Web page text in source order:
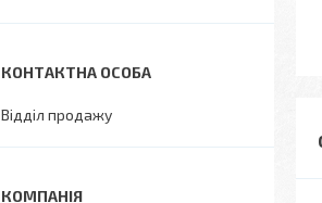
Відділ продажу